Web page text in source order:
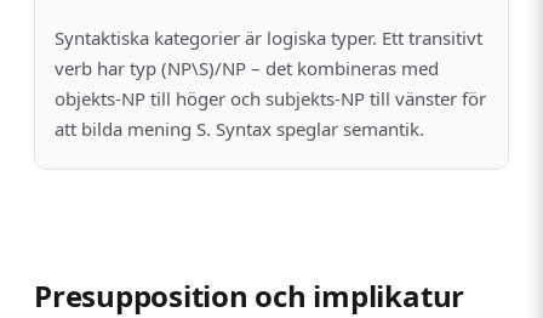
Syntaktiska kategorier är logiska typer. Ett transitivt
verb har typ (NP\S)/NP – det kombineras med
objekts-NP till höger och subjekts-NP till vänster för
att bilda mening S. Syntax speglar semantik.
Presupposition och implikatur